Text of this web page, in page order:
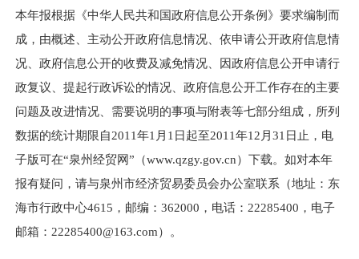
本年报根据《中华人民共和国政府信息公开条例》要求编制而
成，由概述、主动公开政府信息情况、依申请公开政府信息情
况、政府信息公开的收费及减免情况、因政府信息公开申请行
政复议、提起行政诉讼的情况、政府信息公开工作存在的主要
问题及改进情况、需要说明的事项与附表等七部分组成，所列
数据的统计期限自2011年1月1日起至2011年12月31日止，电
子版可在“泉州经贸网”（www.qzgy.gov.cn）下载。如对本年
报有疑问，请与泉州市经济贸易委员会办公室联系（地址：东
海市行政中心4615，邮编：362000，电话：22285400，电子
邮箱：22285400@163.com）。